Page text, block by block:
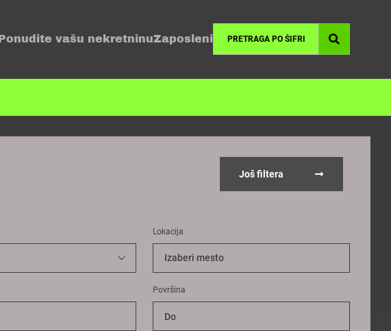
Ponudite vašu nekretninuZaposleni
Još filtera
Lokacija
Izaberi mesto
Površina